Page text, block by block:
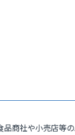
商社や小売店等